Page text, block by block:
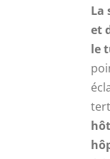
La
et
le